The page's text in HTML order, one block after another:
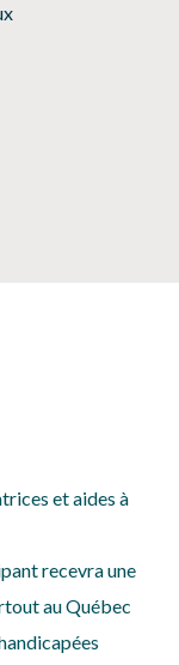
et aides à
recevra une
au Québec